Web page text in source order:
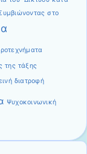
στο
της τάξης
διατροφή
Ψυχοκοινωνική